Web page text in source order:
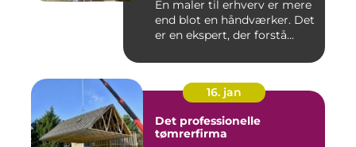
En maler til erhverv er mere
end blot en håndværker. Det
er en ekspert, der forstå...
16. jan
Det professionelle
tømrerfirma